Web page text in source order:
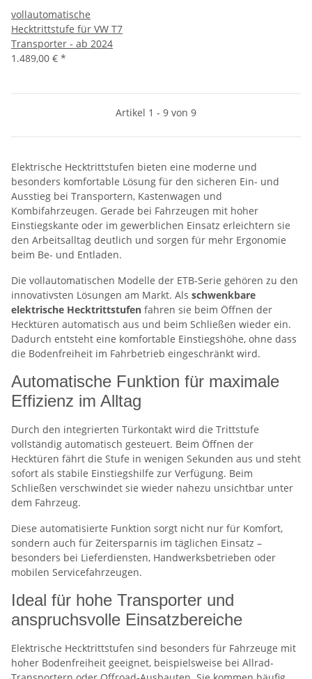
vollautomatische
Hecktrittstufe für VW T7
Transporter - ab 2024
1.489,00 € *
Artikel 1 - 9 von 9
Elektrische Hecktrittstufen bieten eine moderne und
besonders komfortable Lösung für den sicheren Ein- und
Ausstieg bei Transportern, Kastenwagen und
Kombifahrzeugen. Gerade bei Fahrzeugen mit hoher
Einstiegskante oder im gewerblichen Einsatz erleichtern sie
den Arbeitsalltag deutlich und sorgen für mehr Ergonomie
beim Be- und Entladen.
Die vollautomatischen Modelle der ETB-Serie gehören zu den
innovativsten Lösungen am Markt. Als schwenkbare
elektrische Hecktrittstufen fahren sie beim Öffnen der
Hecktüren automatisch aus und beim Schließen wieder ein.
Dadurch entsteht eine komfortable Einstiegshöhe, ohne dass
die Bodenfreiheit im Fahrbetrieb eingeschränkt wird.
Automatische Funktion für maximale
Effizienz im Alltag
Durch den integrierten Türkontakt wird die Trittstufe
vollständig automatisch gesteuert. Beim Öffnen der
Hecktüren fährt die Stufe in wenigen Sekunden aus und steht
sofort als stabile Einstiegshilfe zur Verfügung. Beim
Schließen verschwindet sie wieder nahezu unsichtbar unter
dem Fahrzeug.
Diese automatisierte Funktion sorgt nicht nur für Komfort,
sondern auch für Zeitersparnis im täglichen Einsatz –
besonders bei Lieferdiensten, Handwerksbetrieben oder
mobilen Servicefahrzeugen.
Ideal für hohe Transporter und
anspruchsvolle Einsatzbereiche
Elektrische Hecktrittstufen sind besonders für Fahrzeuge mit
hoher Bodenfreiheit geeignet, beispielsweise bei Allrad-